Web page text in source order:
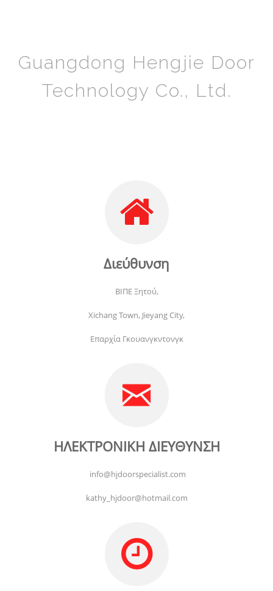
Guangdong Hengjie Door
Technology Co., Ltd.
Διεύθυνση
ΒΙΠΕ Ξητού,
Xichang Town, Jieyang City,
Επαρχία Γκουανγκντονγκ
ΗΛΕΚΤΡΟΝΙΚΗ ΔΙΕΥΘΥΝΣΗ
info@hjdoorspecialist.com
kathy_hjdoor@hotmail.com